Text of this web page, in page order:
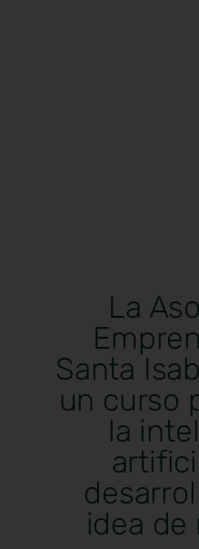
La
Santa
un curso
la
idea de